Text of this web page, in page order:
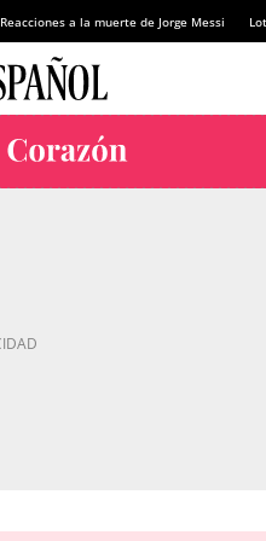
Reacciones a la muerte de Jorge Messi